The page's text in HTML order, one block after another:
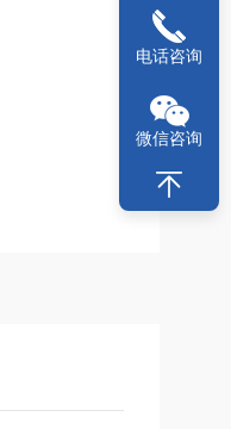
电话咨询
微信咨询